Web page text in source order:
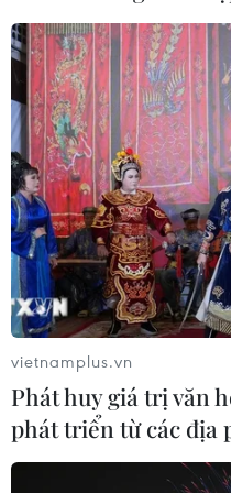
CƠ QUAN CHỦ QUẢN: THÔNG TẤN
Tổng Biên tập: TRẦN
Phó Tổng Biên tập:
THỦY
Sở hữu trí tuệ
RSS
Ngôn ngữ
Dịch vụ tin
Liên hệ
vietnamplus.vn
Phát huy giá trị văn
phát triển từ các địa